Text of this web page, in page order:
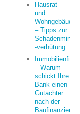
Hausrat-
und
– Tipps zur
-verhütung
– Warum
schickt Ihre
Bank einen
Gutachter
nach der